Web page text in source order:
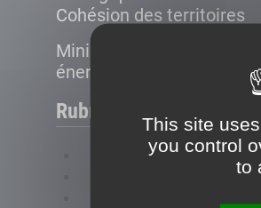
This site
you control
to
Cohésion des territoires
Ministère de la Transition
énergétique
Rubriques